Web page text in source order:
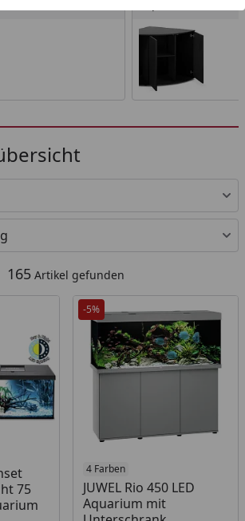
165 Artikel gefunden
75
-5%
4 Farben
JUWEL Rio 450 LED
Aquarium mit